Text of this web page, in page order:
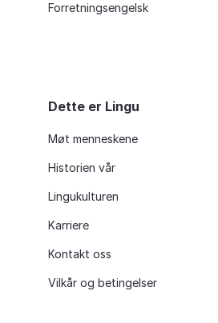
Forretningsengelsk
Dette er Lingu
Møt menneskene
Historien vår
Lingukulturen
Karriere
Kontakt oss
Vilkår og betingelser